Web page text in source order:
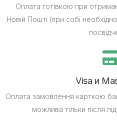
Оплата готівкою при
Новій Пошті (при собі
Visa и
Оплата замовлення карткою
можлива тільки після